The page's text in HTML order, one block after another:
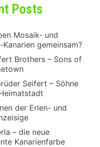
Posts
Mosaik- und
Kanarien gemeinsam?
Brothers – Sons of
Seifert – Söhne
der Erlen- und
– die neue
Kanarienfarbe